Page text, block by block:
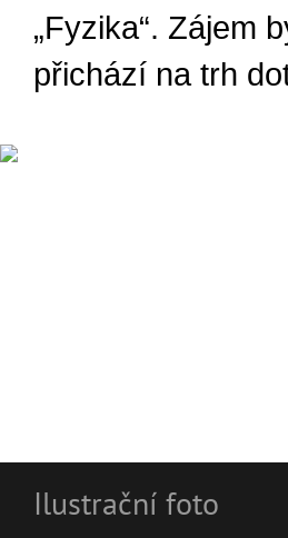
„Fyzika“. Zájem
přichází na trh
Ilustrační foto